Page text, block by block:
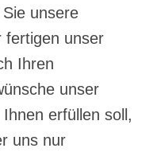
unsere
fertigen unser
Ihren
unser
erfüllen soll,
uns nur